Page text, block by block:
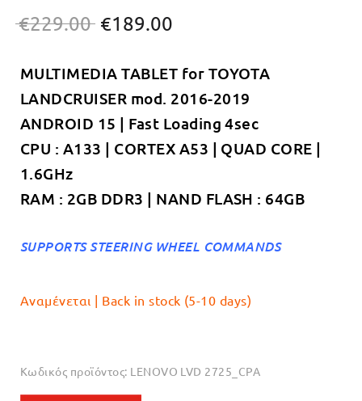
€229.00 Original
was:
€229.00.
€189.00
τιμή
είναι:
€189.00.
MULTIMEDIA TABLET for TOYOTA
LANDCRUISER mod. 2016-2019
ANDROID 15 | Fast Loading 4sec
CPU : A133 | CORTEX A53 | QUAD CORE |
1.6GHz
RAM : 2GB DDR3 | NAND FLASH : 64GB
SUPPORTS STEERING WHEEL COMMANDS
Αναμένεται | Back in stock (5-10 days)
Κωδικός προϊόντος: LENOVO LVD 2725_CPA